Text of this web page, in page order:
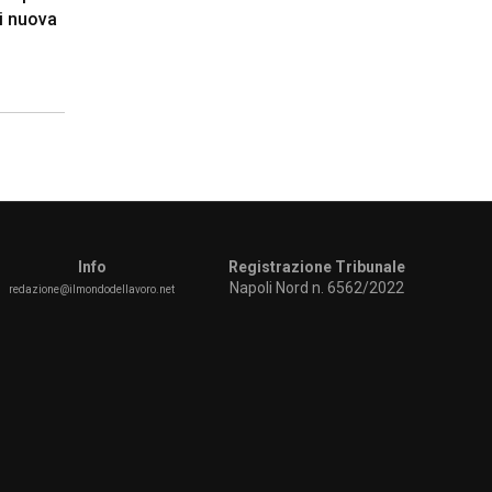
nuova
Info
redazione@ilmondodellavoro.net
Registrazione Tribunale
Napoli Nord n. 6562/2022